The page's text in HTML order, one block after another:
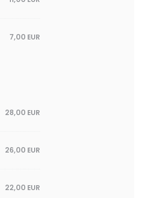
7,00 EUR
28,00 EUR
26,00 EUR
22,00 EUR